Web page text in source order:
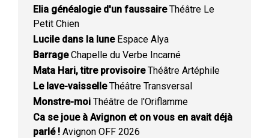
Elia généalogie d'un faussaireThéâtre Le
Petit Chien
Lucile dans la luneEspace Alya
BarrageChapelle du Verbe Incarné
Mata Hari, titre provisoireThéâtre Artéphile
Le lave-vaisselleThéâtre Transversal
Monstre-moi Théâtre de l'Oriflamme
Ca se joue à Avignon et on vous en avait déjà
parlé ! Avignon OFF 2026